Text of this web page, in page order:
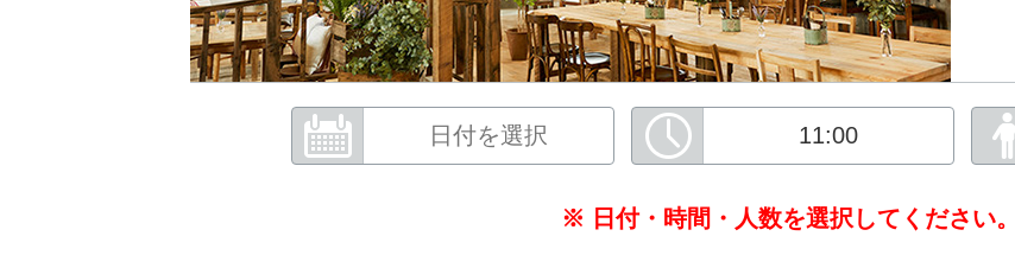
※ 日付・時間・人数を選択してください。